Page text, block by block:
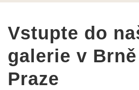
Vstupte do
galerie v
Praze